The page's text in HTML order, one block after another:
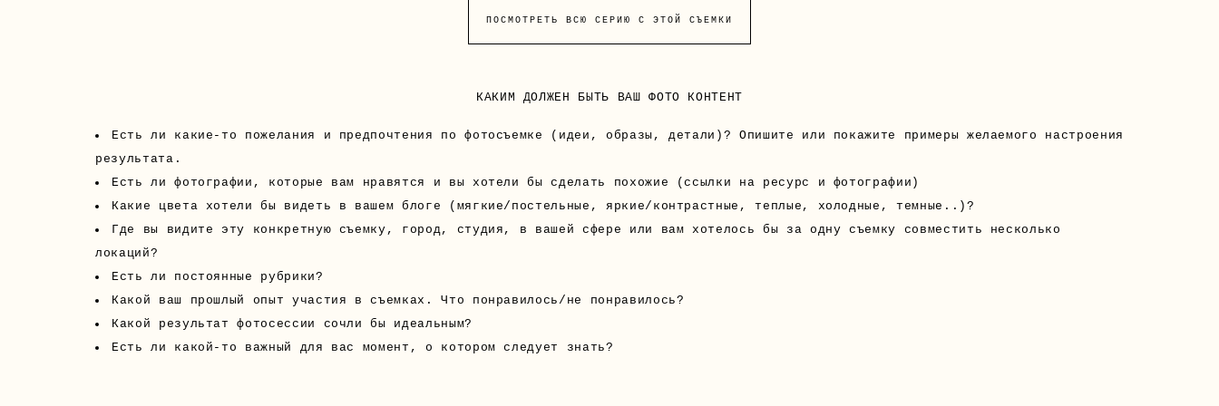
ПОСМОТРЕТЬ ВСЮ СЕРИЮ С ЭТОЙ СЪЕМКИ
КАКИМ ДОЛЖЕН БЫТЬ ВАШ ФОТО КОНТЕНТ
Есть ли какие-то пожелания и предпочтения по фотосъемке (идеи, образы, детали)? Опишите или покажите примеры желаемого настроения
результата.
Есть ли фотографии, которые вам нравятся и вы хотели бы сделать похожие (ссылки на ресурс и фотографии)
Какие цвета хотели бы видеть в вашем блоге (мягкие/постельные, яркие/контрастные, теплые, холодные, темные..)?
Где вы видите эту конкретную съемку, город, студия, в вашей сфере или вам хотелось бы за одну съемку совместить несколько
локаций?
Есть ли постоянные рубрики?
Какой ваш прошлый опыт участия в съемках. Что понравилось/не понравилось?
Какой результат фотосессии сочли бы идеальным?
Есть ли какой-то важный для вас момент, о котором следует знать?